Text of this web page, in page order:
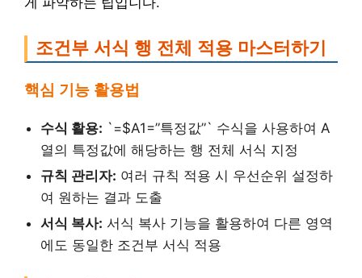
게 파악하는 팁입니다.
조건부 서식 행 전체 적용 마스터하기
핵심 기능 활용법
수식 활용: `=$A1=”특정값”` 수식을 사용하여 A
열의 특정값에 해당하는 행 전체 서식 지정
규칙 관리자: 여러 규칙 적용 시 우선순위 설정하
여 원하는 결과 도출
서식 복사: 서식 복사 기능을 활용하여 다른 영역
에도 동일한 조건부 서식 적용